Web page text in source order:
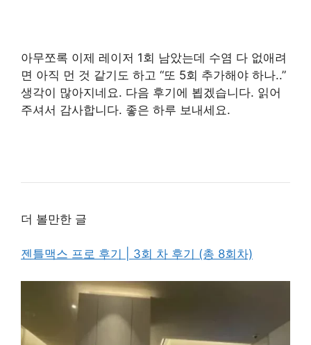
아무쪼록 이제 레이저 1회 남았는데 수염 다 없애려
면 아직 먼 것 같기도 하고 “또 5회 추가해야 하나..”
생각이 많아지네요. 다음 후기에 뵙겠습니다. 읽어
주셔서 감사합니다. 좋은 하루 보내세요.
더 볼만한 글
젠틀맥스 프로 후기 | 3회 차 후기 (총 8회차)